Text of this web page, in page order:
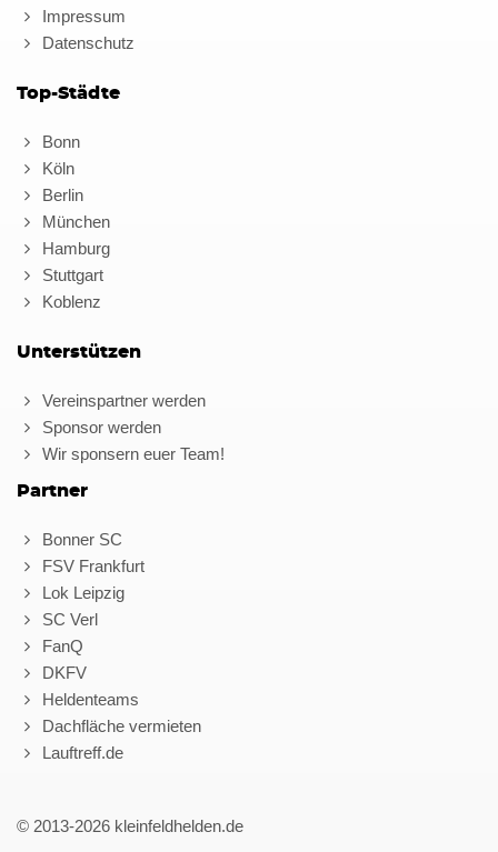
Impressum
Datenschutz
Top-Städte
Bonn
Köln
Berlin
München
Hamburg
Stuttgart
Koblenz
Unterstützen
Vereinspartner werden
Sponsor werden
Wir sponsern euer Team!
Partner
Bonner SC
FSV Frankfurt
Lok Leipzig
SC Verl
FanQ
DKFV
Heldenteams
Dachfläche vermieten
Lauftreff.de
© 2013-2026 kleinfeldhelden.de